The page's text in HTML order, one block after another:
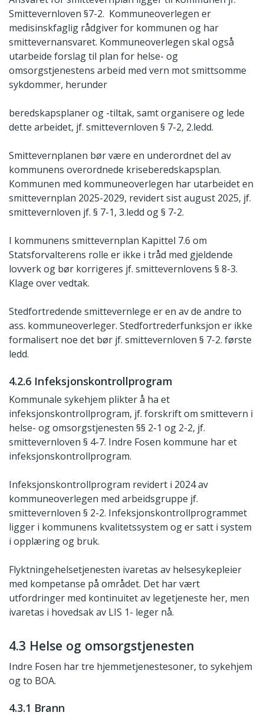
Smittevernloven §7-2. Kommuneoverlegen er
medisinskfaglig rådgiver for kommunen og har
smittevernansvaret. Kommuneoverlegen skal også
utarbeide forslag til plan for helse- og
omsorgstjenestens arbeid med vern mot smittsomme
sykdommer, herunder
beredskapsplaner og -tiltak, samt organisere og lede
dette arbeidet, jf. smittevernloven § 7-2, 2.ledd.
Smittevernplanen bør være en underordnet del av
kommunens overordnede kriseberedskapsplan.
Kommunen med kommuneoverlegen har utarbeidet en
smittevernplan 2025-2029, revidert sist august 2025, jf.
smittevernloven jf. § 7-1, 3.ledd og § 7-2.
I kommunens smittevernplan Kapittel 7.6 om
Statsforvalterens rolle er ikke i tråd med gjeldende
lovverk og bør korrigeres jf. smittevernlovens § 8-3.
Klage over vedtak.
Stedfortredende smittevernlege er en av de andre to
ass. kommuneoverleger. Stedfortrederfunksjon er ikke
formalisert noe det bør jf. smittevernloven § 7-2. første
ledd.
4.2.6 Infeksjonskontrollprogram
Kommunale sykehjem plikter å ha et
infeksjonskontrollprogram, jf. forskrift om smittevern i
helse- og omsorgstjenesten §§ 2-1 og 2-2, jf.
smittevernloven § 4-7. Indre Fosen kommune har et
infeksjonskontrollprogram.
Infeksjonskontrollprogram revidert i 2024 av
kommuneoverlegen med arbeidsgruppe jf.
smittevernloven § 2-2. Infeksjonskontrollprogrammet
ligger i kommunens kvalitetssystem og er satt i system
i opplæring og bruk.
Flyktningehelsetjenesten ivaretas av helsesykepleier
med kompetanse på området. Det har vært
utfordringer med kontinuitet av legetjeneste her, men
ivaretas i hovedsak av LIS 1- leger nå.
4.3 Helse og omsorgstjenesten
Indre Fosen har tre hjemmetjenestesoner, to sykehjem
og to BOA.
4.3.1 Brann